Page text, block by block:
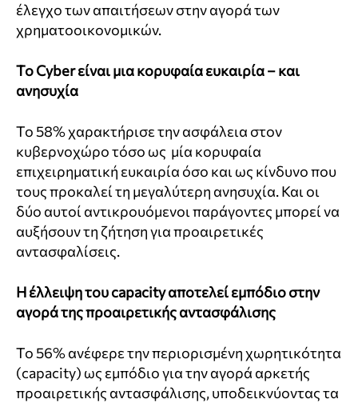
έλεγχο των απαιτήσεων στην αγορά των
χρηματοοικονομικών.
Το Cyber ​​είναι μια κορυφαία ευκαιρία – και
ανησυχία
Το 58% χαρακτήρισε την ασφάλεια στον
κυβερνοχώρο τόσο ως μία κορυφαία
επιχειρηματική ευκαιρία όσο και ως κίνδυνο που
τους προκαλεί τη μεγαλύτερη ανησυχία. Και οι
δύο αυτοί αντικρουόμενοι παράγοντες μπορεί να
αυξήσουν τη ζήτηση για προαιρετικές
αντασφαλίσεις.
Η έλλειψη τουcapacity αποτελεί εμπόδιο στην
αγορά της προαιρετικής αντασφάλισης
Το 56% ανέφερε την περιορισμένη χωρητικότητα
(capacity) ως εμπόδιο για την αγορά αρκετής
προαιρετικής αντασφάλισης, υποδεικνύοντας τα